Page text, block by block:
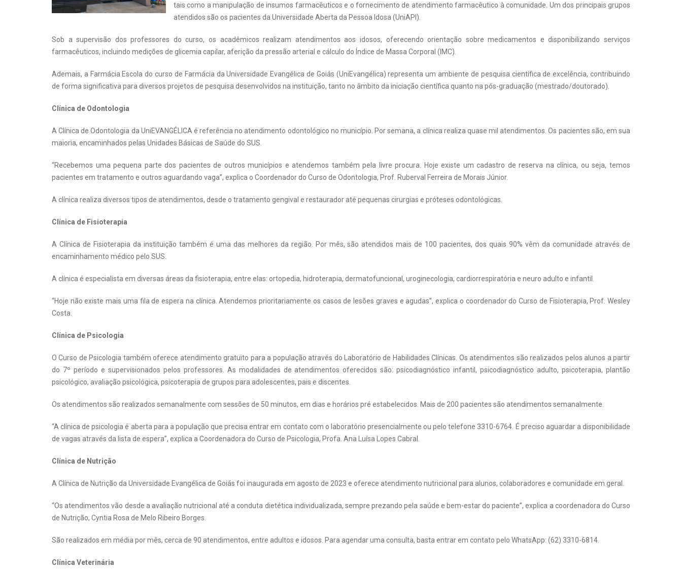
tais como a manipulação de insumos farmacêuticos e o fornecimento de atendimento farmacêutico à comunidade. Um dos principais grupos
atendidos são os pacientes da Universidade Aberta da Pessoa Idosa (UniAPI).
Sob a supervisão dos professores do curso, os acadêmicos realizam atendimentos aos idosos, oferecendo orientação sobre medicamentos e disponibilizando serviços
farmacêuticos, incluindo medições de glicemia capilar, aferição da pressão arterial e cálculo do Índice de Massa Corporal (IMC).
Ademais, a Farmácia Escola do curso de Farmácia da Universidade Evangélica de Goiás (UniEvangélica) representa um ambiente de pesquisa científica de excelência, contribuindo
de forma significativa para diversos projetos de pesquisa desenvolvidos na instituição, tanto no âmbito da iniciação científica quanto na pós-graduação (mestrado/doutorado).
Clínica de Odontologia
A Clínica de Odontologia da UniEVANGÉLICA é referência no atendimento odontológico no município. Por semana, a clínica realiza quase mil atendimentos. Os pacientes são, em sua
maioria, encaminhados pelas Unidades Básicas de Saúde do SUS.
“Recebemos uma pequena parte dos pacientes de outros municípios e atendemos também pela livre procura. Hoje existe um cadastro de reserva na clínica, ou seja, temos
pacientes em tratamento e outros aguardando vaga”, explica o Coordenador do Curso de Odontologia, Prof. Ruberval Ferreira de Morais Júnior.
A clínica realiza diversos tipos de atendimentos, desde o tratamento gengival e restaurador até pequenas cirurgias e próteses odontológicas.
Clínica de Fisioterapia
A Clínica de Fisioterapia da instituição também é uma das melhores da região. Por mês, são atendidos mais de 100 pacientes, dos quais 90% vêm da comunidade através de
encaminhamento médico pelo SUS.
A clínica é especialista em diversas áreas da fisioterapia, entre elas: ortopedia, hidroterapia, dermatofuncional, uroginecologia, cardiorrespiratória e neuro adulto e infantil.
“Hoje não existe mais uma fila de espera na clínica. Atendemos prioritariamente os casos de lesões graves e agudas”, explica o coordenador do Curso de Fisioterapia, Prof. Wesley
Costa.
Clínica de Psicologia
O Curso de Psicologia também oferece atendimento gratuito para a população através do Laboratório de Habilidades Clínicas. Os atendimentos são realizados pelos alunos a partir
do 7º período e supervisionados pelos professores. As modalidades de atendimentos oferecidos são: psicodiagnóstico infantil, psicodiagnóstico adulto, psicoterapia, plantão
psicológico, avaliação psicológica, psicoterapia de grupos para adolescentes, pais e discentes.
Os atendimentos são realizados semanalmente com sessões de 50 minutos, em dias e horários pré estabelecidos. Mais de 200 pacientes são atendimentos semanalmente.
“A clínica de psicologia é aberta para a população que precisa entrar em contato com o laboratório presencialmente ou pelo telefone 3310-6764. É preciso aguardar a disponibilidade
de vagas através da lista de espera”, explica a Coordenadora do Curso de Psicologia, Profa. Ana Luísa Lopes Cabral.
Clínica de Nutrição
A Clínica de Nutrição da Universidade Evangélica de Goiás foi inaugurada em agosto de 2023 e oferece atendimento nutricional para alunos, colaboradores e comunidade em geral.
“Os atendimentos vão desde a avaliação nutricional até a conduta dietética individualizada, sempre prezando pela saúde e bem-estar do paciente”, explica a coordenadora do Curso
de Nutrição, Cyntia Rosa de Melo Ribeiro Borges.
São realizados em média por mês, cerca de 90 atendimentos, entre adultos e idosos. Para agendar uma consulta, basta entrar em contato pelo WhatsApp: (62) 3310-6814.
Clínica Veterinária